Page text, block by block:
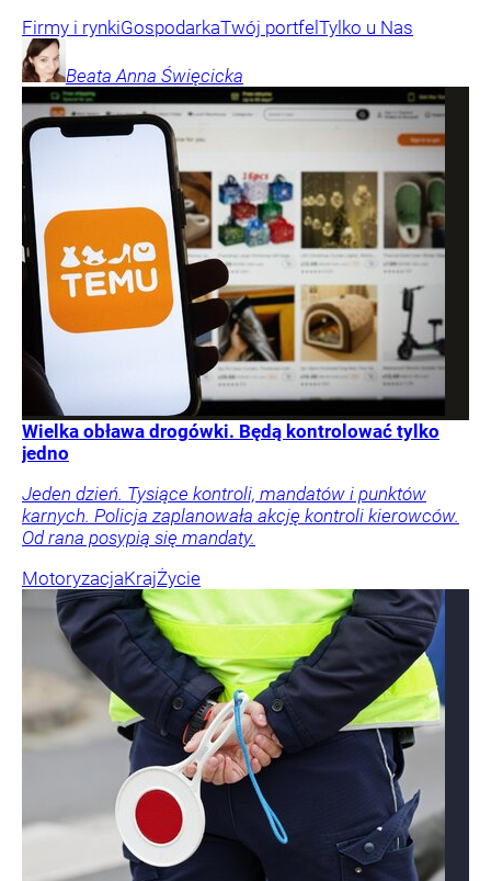
Firmy i rynkiGospodarkaTwój portfel Tylko u Nas
Beata Anna Święcicka
Wielka obława drogówki. Będą kontrolować tylko
jedno
Jeden dzień. Tysiące kontroli, mandatów i punktów
karnych. Policja zaplanowała akcję kontroli kierowców.
Od rana posypią się mandaty.
MotoryzacjaKrajŻycie